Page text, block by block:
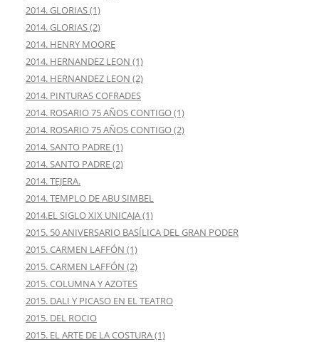
2014. GLORIAS (1)
2014. GLORIAS (2)
2014. HENRY MOORE
2014. HERNANDEZ LEON (1)
2014. HERNANDEZ LEON (2)
2014. PINTURAS COFRADES
2014. ROSARIO 75 AÑOS CONTIGO (1)
2014. ROSARIO 75 AÑOS CONTIGO (2)
2014. SANTO PADRE (1)
2014. SANTO PADRE (2)
2014. TEJERA.
2014. TEMPLO DE ABU SIMBEL
2014.EL SIGLO XIX UNICAJA (1)
2015. 50 ANIVERSARIO BASÍLICA DEL GRAN PODER
2015. CARMEN LAFFÓN (1)
2015. CARMEN LAFFÓN (2)
2015. COLUMNA Y AZOTES
2015. DALI Y PICASO EN EL TEATRO
2015. DEL ROCIO
2015. EL ARTE DE LA COSTURA (1)